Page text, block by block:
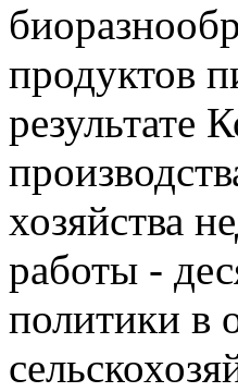
продуктов
результате
хозяйства
работы -
политики в